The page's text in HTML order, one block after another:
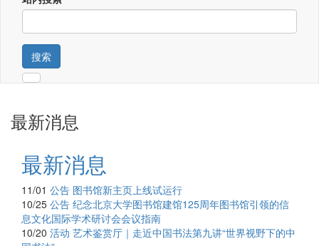
搜索
最新消息
最新消息
11/01 公告 图书馆新主页上线试运行
10/25 公告 纪念北京大学图书馆建馆125周年图书馆引领的信
息文化国际学术研讨会会议指南
10/20 活动 艺术鉴赏厅｜走近中国书法第九讲“世界视野下的中